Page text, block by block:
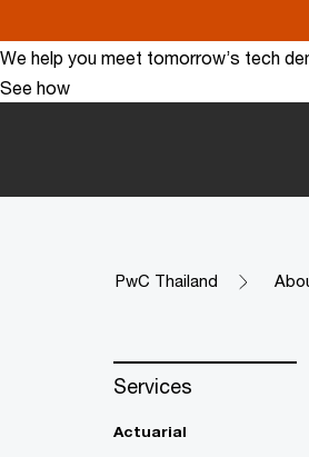
We help you meet tomorrow’s tech
See how
PwC Thailand
Services
Actuarial